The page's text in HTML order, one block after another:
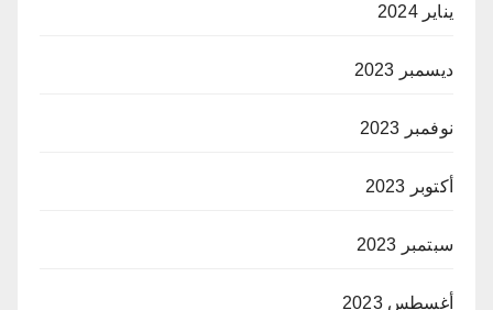
يناير 2024
ديسمبر 2023
نوفمبر 2023
أكتوبر 2023
سبتمبر 2023
أغسطس 2023